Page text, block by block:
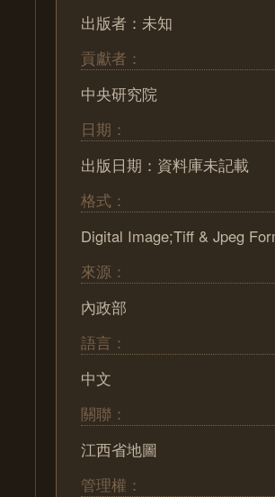
出版者：未知
貢獻者：
中央研究院
日期：
出版日期：資料庫未記載
格式：
Digital Image;Tiff & Jpeg
來源：
內政部
語言：
中文
關聯：
江西省地圖
管理權：